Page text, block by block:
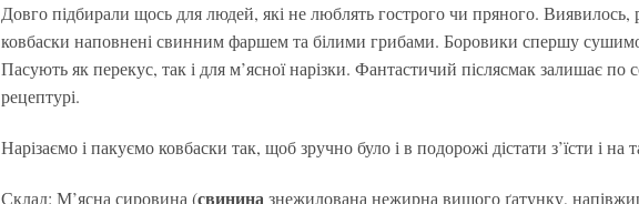
Довго підбирали щось для людей, які не люблять гострого чи пряного. Виявилось,
ковбаски наповнені свинним фаршем та білими грибами. Боровики спершу
Пасують як перекус, так і для м’ясної нарізки. Фантастичий післясмак залишає
рецептурі.
Нарізаємо і пакуємо ковбаски так, щоб зручно було і в подорожі дістати з’їсти і
Склад: М’ясна сировина (свинина знежилована нежирна вищого ґатунку,